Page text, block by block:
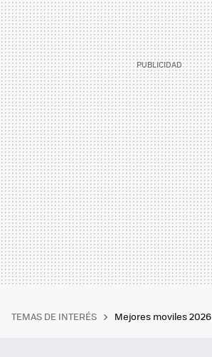
TEMAS DE INTERÉS Mejores moviles 2026